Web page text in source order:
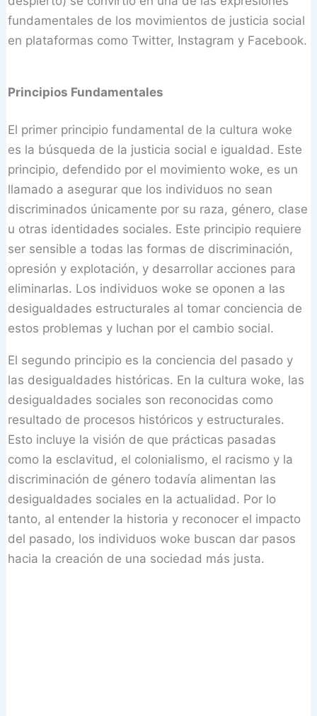
fundamentales de los movimientos de justicia social
en plataformas como Twitter, Instagram y Facebook.
Principios Fundamentales
El primer principio fundamental de la cultura woke
es la búsqueda de la justicia social e igualdad. Este
principio, defendido por el movimiento woke, es un
llamado a asegurar que los individuos no sean
discriminados únicamente por su raza, género, clase
u otras identidades sociales. Este principio requiere
ser sensible a todas las formas de discriminación,
opresión y explotación, y desarrollar acciones para
eliminarlas. Los individuos woke se oponen a las
desigualdades estructurales al tomar conciencia de
estos problemas y luchan por el cambio social.
El segundo principio es la conciencia del pasado y
las desigualdades históricas. En la cultura woke, las
desigualdades sociales son reconocidas como
resultado de procesos históricos y estructurales.
Esto incluye la visión de que prácticas pasadas
como la esclavitud, el colonialismo, el racismo y la
discriminación de género todavía alimentan las
desigualdades sociales en la actualidad. Por lo
tanto, al entender la historia y reconocer el impacto
del pasado, los individuos woke buscan dar pasos
hacia la creación de una sociedad más justa.